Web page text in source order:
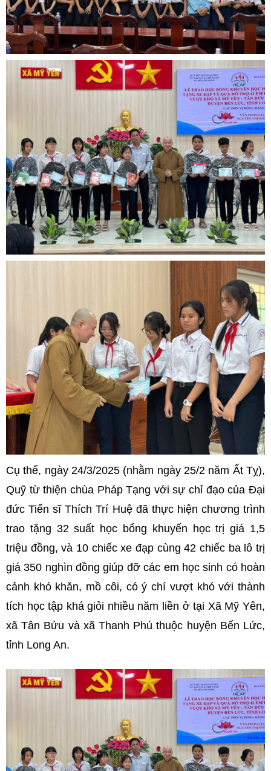
Cụ thể, ngày 24/3/2025 (nhằm ngày 25/2 năm Ất Tỵ),
Quỹ từ thiện chùa Pháp Tạng với sự chỉ đạo của Đại
đức Tiến sĩ Thích Trí Huệ đã thực hiện chương trình
trao tặng 32 suất học bổng khuyến học trị giá 1,5
triệu đồng, và 10 chiếc xe đạp cùng 42 chiếc ba lô trị
giá 350 nghìn đồng giúp đỡ các em học sinh có hoàn
cảnh khó khăn, mồ côi, có ý chí vượt khó với thành
tích học tập khá giỏi nhiều năm liền ở tại Xã Mỹ Yên,
xã Tân Bửu và xã Thanh Phú thuộc huyện Bến Lức,
tỉnh Long An.